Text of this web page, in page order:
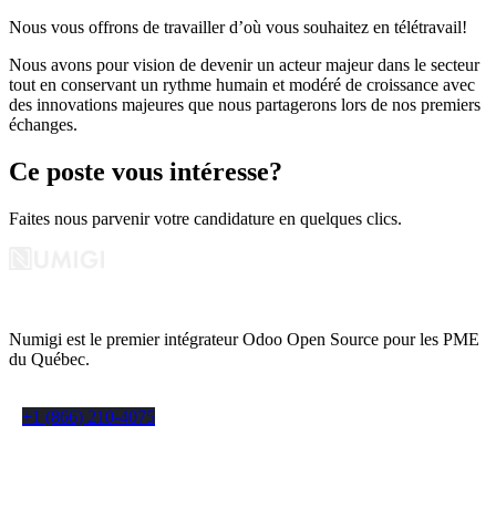
Nous vous offrons de travailler d’où vous souhaitez en télétravail!
Nous avons pour vision de devenir un acteur majeur dans le secteur
tout en conservant un rythme humain et modéré de croissance avec
des innovations majeures que nous partagerons lors de nos premiers
échanges.
Ce poste vous intéresse?
Faites nous parvenir votre candidature en quelques clics.
Numigi est le premier intégrateur Odoo Open Source pour les PME
du Québec.
+1 (866) 210-4075